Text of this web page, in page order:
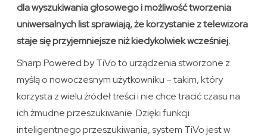
dla wyszukiwania głosowego i możliwość tworzenia
uniwersalnych list sprawiają, że korzystanie z telewizora
staje się przyjemniejsze niż kiedykolwiek wcześniej.
Sharp Powered by TiVo to urządzenia stworzone z
myślą o nowoczesnym użytkowniku – takim, który
korzysta z wielu źródeł treści i nie chce tracić czasu na
ich żmudne przeszukiwanie. Dzięki funkcji
inteligentnego przeszukiwania, system TiVo jest w